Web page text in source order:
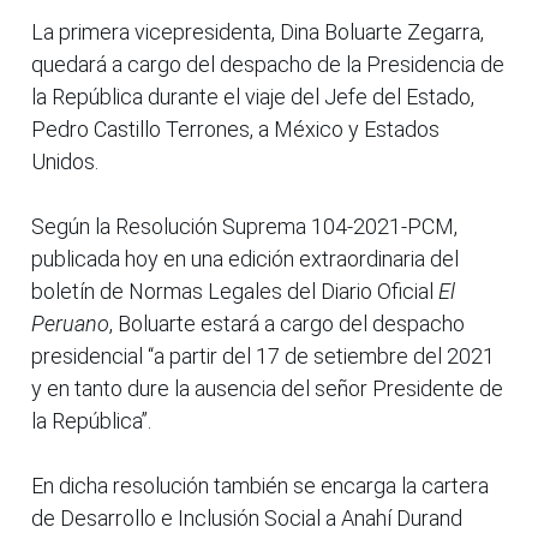
La primera vicepresidenta, Dina Boluarte Zegarra,
quedará a cargo del despacho de la Presidencia de
la República durante el viaje del Jefe del Estado,
Pedro Castillo Terrones, a México y Estados
Unidos.
Según la Resolución Suprema 104-2021-PCM,
publicada hoy en una edición extraordinaria del
boletín de Normas Legales del Diario Oficial El
Peruano, Boluarte estará a cargo del despacho
presidencial “a partir del 17 de setiembre del 2021
y en tanto dure la ausencia del señor Presidente de
la República”.
En dicha resolución también se encarga la cartera
de Desarrollo e Inclusión Social a Anahí Durand